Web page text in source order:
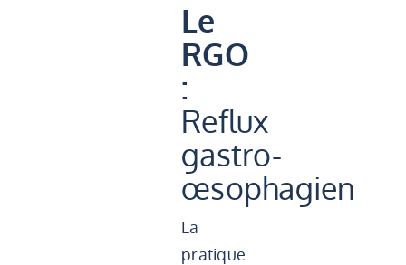
Le
RGO
:
Reflux
gastro-
œsophagien
La
pratique